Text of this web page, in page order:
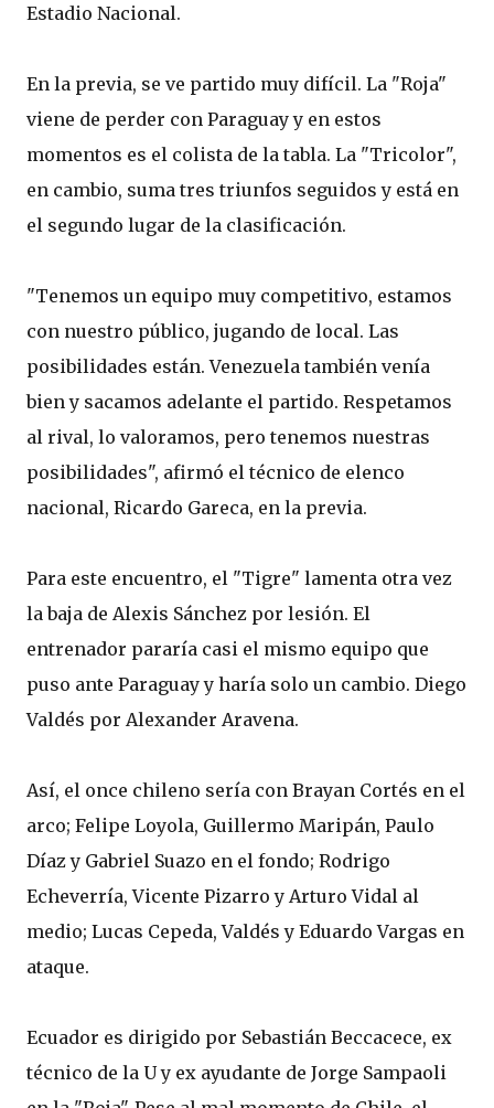
Estadio Nacional.
En la previa, se ve partido muy difícil. La "Roja"
viene de perder con Paraguay y en estos
momentos es el colista de la tabla. La "Tricolor",
en cambio, suma tres triunfos seguidos y está en
el segundo lugar de la clasificación.
"Tenemos un equipo muy competitivo, estamos
con nuestro público, jugando de local. Las
posibilidades están. Venezuela también venía
bien y sacamos adelante el partido. Respetamos
al rival, lo valoramos, pero tenemos nuestras
posibilidades", afirmó el técnico de elenco
nacional, Ricardo Gareca, en la previa.
Para este encuentro, el "Tigre" lamenta otra vez
la baja de Alexis Sánchez por lesión. El
entrenador pararía casi el mismo equipo que
puso ante Paraguay y haría solo un cambio. Diego
Valdés por Alexander Aravena.
Así, el once chileno sería con Brayan Cortés en el
arco; Felipe Loyola, Guillermo Maripán, Paulo
Díaz y Gabriel Suazo en el fondo; Rodrigo
Echeverría, Vicente Pizarro y Arturo Vidal al
medio; Lucas Cepeda, Valdés y Eduardo Vargas en
ataque.
Ecuador es dirigido por Sebastián Beccacece, ex
técnico de la U y ex ayudante de Jorge Sampaoli